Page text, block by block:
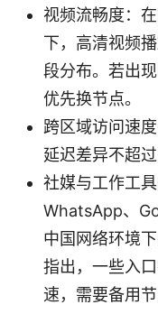
视频流畅度：
下，高清视频
段分布。若出
优先换节点。
跨区域访问速
延迟差异不超
社媒与工作工
WhatsApp、
中国网络环境
指出，一些入
速，需要备用节